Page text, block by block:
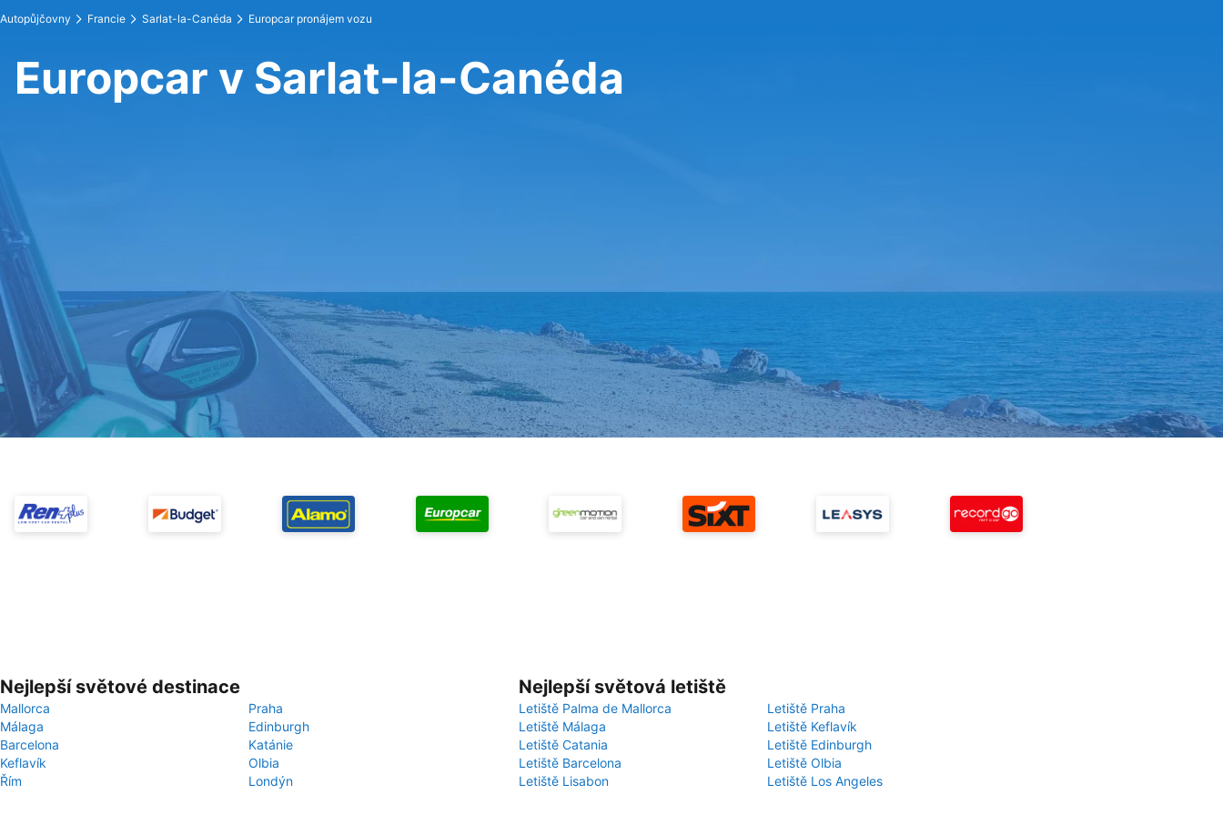
Autopůjčovny Francie Sarlat-la-Canéda Europcar pronájem vozu
Europcar v Sarlat-la-Canéda
Nejlepší světové destinace
Mallorca
Praha
Málaga
Edinburgh
Barcelona
Katánie
Keflavík
Olbia
Řím
Londýn
Nejlepší světová letiště
Letiště Palma de Mallorca
Letiště Praha
Letiště Málaga
Letiště Keflavík
Letiště Catania
Letiště Edinburgh
Letiště Barcelona
Letiště Olbia
Letiště Lisabon
Letiště Los Angeles